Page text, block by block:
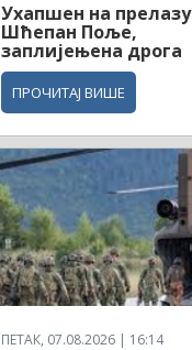
Ухапшен на прелазу
Шћепан Поље,
заплијењена дрога
ПРОЧИТАЈ ВИШЕ
ПЕТАК, 07.08.2026 | 16:14